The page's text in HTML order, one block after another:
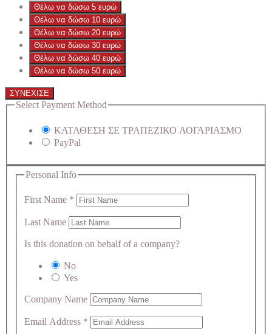
Θέλω να δώσω 5 ευρώ
Θέλω να δώσω 10 ευρώ
Θέλω να δώσω 20 ευρώ
Θέλω να δώσω 30 ευρώ
Θέλω να δώσω 40 ευρώ
Θέλω να δώσω 50 ευρώ
ΣΥΝΕΧΙΣΕ
Select Payment Method
ΚΑΤΑΘΕΣΗ ΣΕ ΤΡΑΠΕΖΙΚΟ ΛΟΓΑΡΙΑΣΜΟ
PayPal
Personal Info
First Name *
Last Name
Is this donation on behalf of a company?
No
Yes
Company Name
Email Address *